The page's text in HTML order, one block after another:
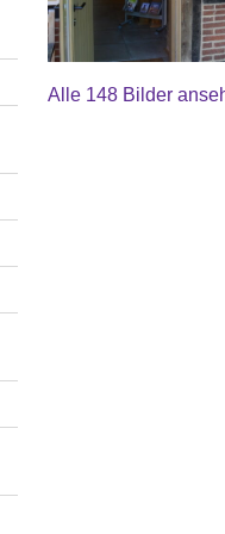
Alle 148 Bilder